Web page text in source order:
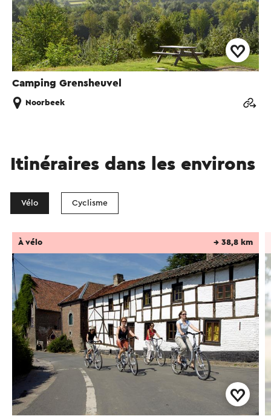
Camping Grensheuvel
Noorbeek
Itinéraires dans les environs
Vélo Cyclisme
À vélo → 38,8 km